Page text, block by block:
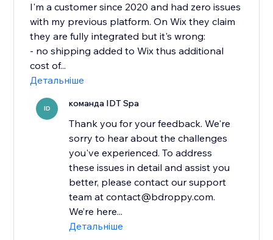
I'm a customer since 2020 and had zero issues
with my previous platform. On Wix they claim
they are fully integrated but it's wrong:
- no shipping added to Wix thus additional
cost of...
Детальніше
ID команда IDT Spa
Thank you for your feedback. We're
sorry to hear about the challenges
you've experienced. To address
these issues in detail and assist you
better, please contact our support
team at contact@bdroppy.com.
We’re here...
Детальніше